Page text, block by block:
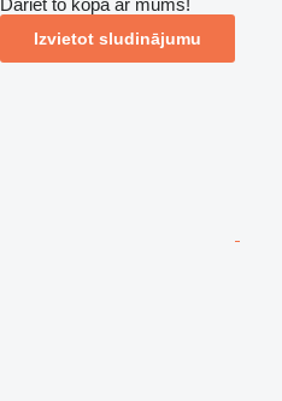
Dariet to kopā ar mums!
Izvietot sludinājumu